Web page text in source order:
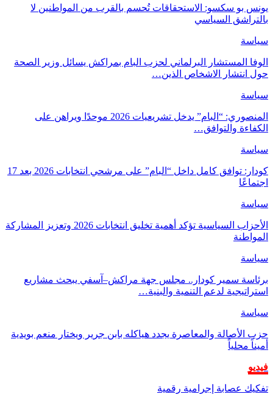
يونس بو سكسو: الاستحقاقات تُحسم بالقرب من المواطنين لا
بالتراشق السياسي
سياسة
الوفا المستشار البرلماني لحزب البام بمراكش يسائل وزير الصحة
حول انتشار الاشخاص الذين…
سياسة
المنصوري: “البام” يدخل تشريعيات 2026 موحدًا ويراهن على
الكفاءة والتوافق…
سياسة
كودار: توافق كامل داخل “البام” على مرشحي انتخابات 2026 بعد 17
اجتماعًا
سياسة
الأحزاب السياسية تؤكد أهمية تخليق انتخابات 2026 وتعزيز المشاركة
المواطنة
سياسة
برئاسة سمير كودار.. مجلس جهة مراكش–آسفي يبحث مشاريع
استراتيجية لدعم التنمية والبنية…
سياسة
حزب الأصالة والمعاصرة يجدد هياكله بابن جرير ويختار منعم بويدية
أميناً محلياً
فيديو
تفكيك عصابة إجرامية رقمية